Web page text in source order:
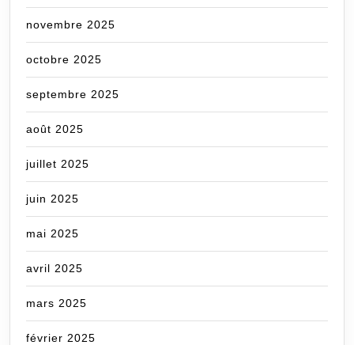
novembre 2025
octobre 2025
septembre 2025
août 2025
juillet 2025
juin 2025
mai 2025
avril 2025
mars 2025
février 2025